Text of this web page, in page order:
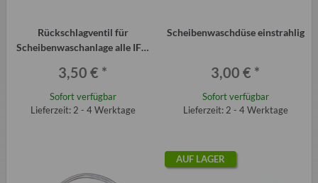
Rückschlagventil für
Scheibenwaschanlage alle IFA,
3,50 € *
Sofort verfügbar
Lieferzeit: 2 - 4 Werktage
Scheibenwaschdüse einstrahlig
3,00 € *
Sofort verfügbar
Lieferzeit: 2 - 4 Werktage
AUF LAGER